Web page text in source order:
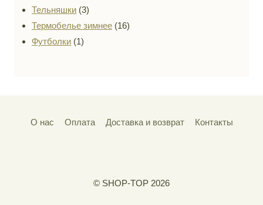
товаров
Тельняшки 33
товара
Термобелье зимнее 1616
Футболки 11
О нас Оплата Доставка и возврат Контакты
© SHOP-TOP 2026